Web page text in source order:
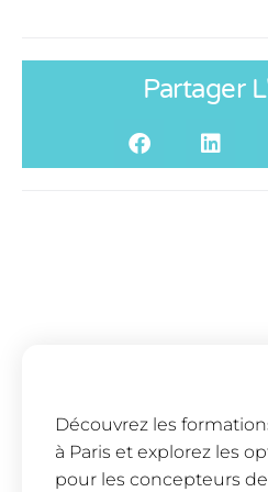
Partager
Découvrez les
à Paris et explorez les
pour les concepteurs